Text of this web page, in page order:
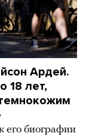
Ардей.
18 лет,
его биографии